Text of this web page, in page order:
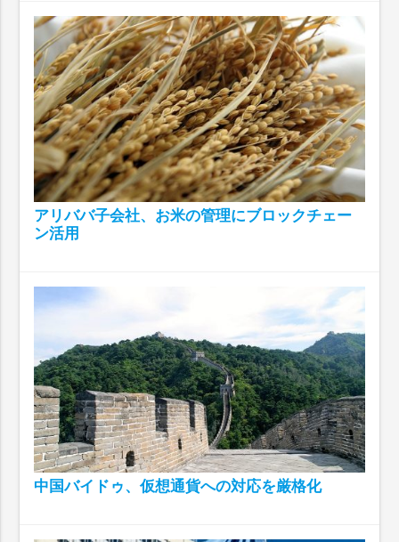
アリババ子会社、お米の管理にブロックチェー
ン活用
中国バイドゥ、仮想通貨への対応を厳格化